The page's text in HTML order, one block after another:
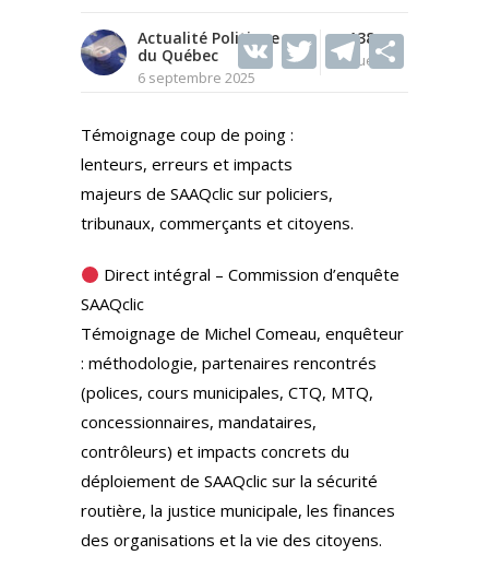
Actualité Politique
du Québec
6 septembre 2025
138
Vues
V T T
Témoignage coup de poing :
lenteurs, erreurs et impacts
majeurs de SAAQclic sur policiers,
tribunaux, commerçants et citoyens.
Direct intégral – Commission d’enquête
SAAQclic
Témoignage de Michel Comeau, enquêteur
: méthodologie, partenaires rencontrés
(polices, cours municipales, CTQ, MTQ,
concessionnaires, mandataires,
contrôleurs) et impacts concrets du
déploiement de SAAQclic sur la sécurité
routière, la justice municipale, les finances
des organisations et la vie des citoyens.